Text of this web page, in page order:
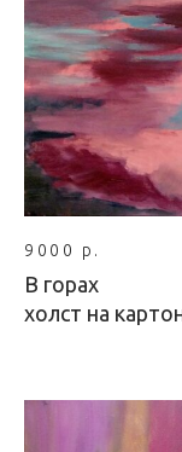
9000 р.
В горах
холст на